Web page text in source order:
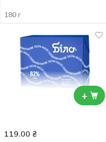
180 г
+
119.00 ₴